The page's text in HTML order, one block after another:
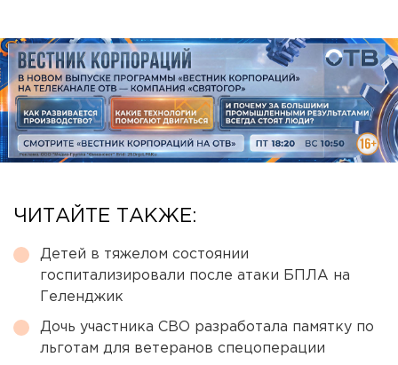
ЧИТАЙТЕ ТАКЖЕ:
Детей в тяжелом состоянии
госпитализировали после атаки БПЛА на
Геленджик
Дочь участника СВО разработала памятку по
льготам для ветеранов спецоперации